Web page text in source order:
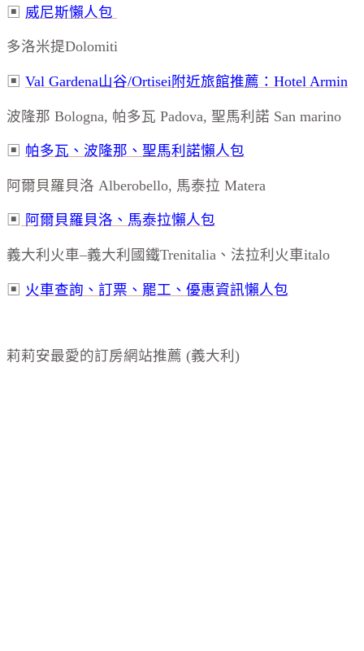
▣ 威尼斯懶人包
多洛米提Dolomiti
▣ Val Gardena山谷/Ortisei附近旅館推薦：Hotel Armin
波隆那 Bologna, 帕多瓦 Padova, 聖馬利諾 San marino
▣ 帕多瓦、波隆那、聖馬利諾懶人包
阿爾貝羅貝洛 Alberobello, 馬泰拉 Matera
▣ 阿爾貝羅貝洛 、 馬泰拉懶人包
義大利火車–義大利國鐵Trenitalia、法拉利火車italo
▣ 火車查詢、訂票、罷工、優惠資訊懶人包
莉莉安最愛的訂房網站推薦 (義大利)